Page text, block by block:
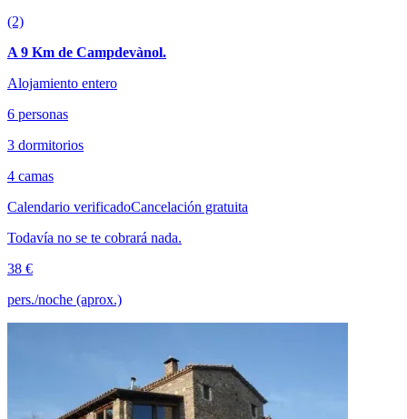
(2)
A 9 Km de Campdevànol.
Alojamiento entero
6 personas
3 dormitorios
4 camas
Calendario verificadoCancelación gratuita
Todavía no se te cobrará nada.
38 €
pers./noche (aprox.)